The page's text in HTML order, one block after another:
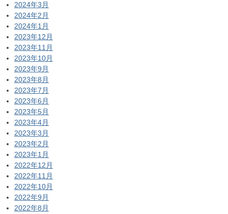
2024年3月
2024年2月
2024年1月
2023年12月
2023年11月
2023年10月
2023年9月
2023年8月
2023年7月
2023年6月
2023年5月
2023年4月
2023年3月
2023年2月
2023年1月
2022年12月
2022年11月
2022年10月
2022年9月
2022年8月